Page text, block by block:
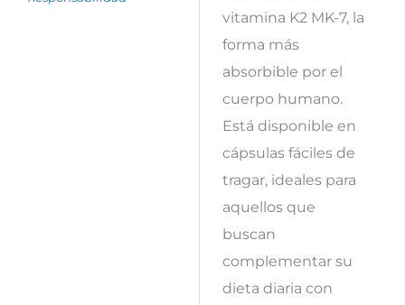
vitamina K2 MK-7, la
forma más
absorbible por el
cuerpo humano.
Está disponible en
cápsulas fáciles de
tragar, ideales para
aquellos que
buscan
complementar su
dieta diaria con